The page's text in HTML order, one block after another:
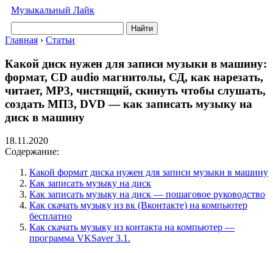
Музыкальный Лайк
Найти
Главная › Статьи
Какой диск нужен для записи музыки в машину:
формат, CD audio магнитолы, СД, как нарезать,
читает, MP3, чистящий, скинуть чтобы слушать,
создать МП3, DVD — как записать музыку на
диск в машину
18.11.2020
Содержание:
Какой формат диска нужен для записи музыки в машину
Как записать музыку на диск
Как записать музыку на диск — пошаговое руководство
Как скачать музыку из вк (Вконтакте) на компьютер
бесплатно
Как скачать музыку из контакта на компьютер —
программа VKSaver 3.1.